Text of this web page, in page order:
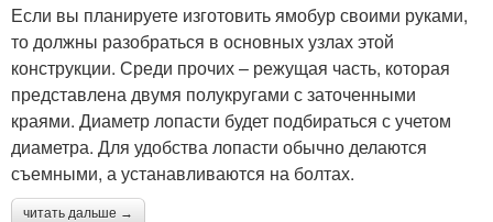
Если вы планируете изготовить ямобур своими руками,
то должны разобраться в основных узлах этой
конструкции. Среди прочих – режущая часть, которая
представлена двумя полукругами с заточенными
краями. Диаметр лопасти будет подбираться с учетом
диаметра. Для удобства лопасти обычно делаются
съемными, а устанавливаются на болтах.
читать дальше →